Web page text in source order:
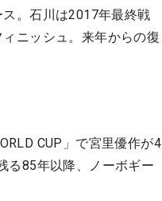
。石川は2017年最終戦
ニッシュ。来年からの復
CUP」で宮里優作が4
る85年以降、ノーボギー